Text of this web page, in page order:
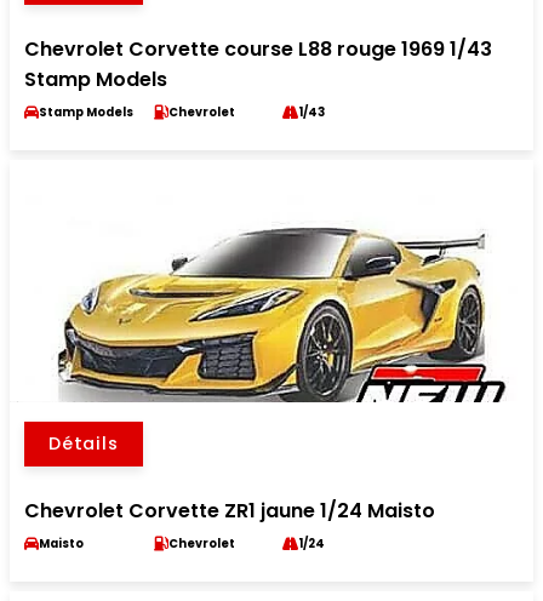
Chevrolet Corvette course L88 rouge 1969 1/43
Stamp Models
Stamp Models Chevrolet 1/43
Détails
Chevrolet Corvette ZR1 jaune 1/24 Maisto
Maisto Chevrolet 1/24